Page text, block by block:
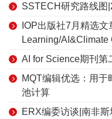
SSTECH研究路线图
IOP出版社7月精选
Learning/
AI for Science期刊第
MQT编辑优选：用
池计算
ERX编委访谈|南非